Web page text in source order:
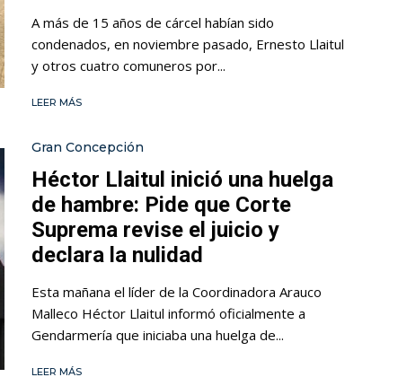
A más de 15 años de cárcel habían sido
condenados, en noviembre pasado, Ernesto Llaitul
y otros cuatro comuneros por...
LEER MÁS
Gran Concepción
Héctor Llaitul inició una huelga
de hambre: Pide que Corte
Suprema revise el juicio y
declara la nulidad
Esta mañana el líder de la Coordinadora Arauco
Malleco Héctor Llaitul informó oficialmente a
Gendarmería que iniciaba una huelga de...
LEER MÁS